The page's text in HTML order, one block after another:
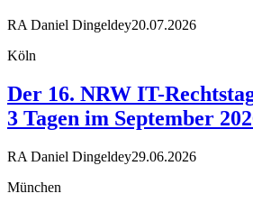
RA Daniel Dingeldey20.07.2026
Köln
Der 16. NRW IT-
3 Tagen im September
RA Daniel Dingeldey29.06.2026
München